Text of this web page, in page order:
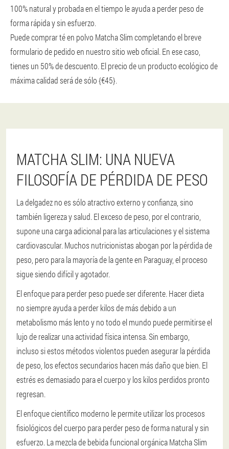
100% natural y probada en el tiempo le ayuda a perder peso de
forma rápida y sin esfuerzo.
Puede comprar té en polvo Matcha Slim completando el breve
formulario de pedido en nuestro sitio web oficial. En ese caso,
tienes un 50% de descuento. El precio de un producto ecológico de
máxima calidad será de sólo {€45}.
MATCHA SLIM: UNA NUEVA
FILOSOFÍA DE PÉRDIDA DE PESO
La delgadez no es sólo atractivo externo y confianza, sino
también ligereza y salud. El exceso de peso, por el contrario,
supone una carga adicional para las articulaciones y el sistema
cardiovascular. Muchos nutricionistas abogan por la pérdida de
peso, pero para la mayoría de la gente en Paraguay, el proceso
sigue siendo difícil y agotador.
El enfoque para perder peso puede ser diferente. Hacer dieta
no siempre ayuda a perder kilos de más debido a un
metabolismo más lento y no todo el mundo puede permitirse el
lujo de realizar una actividad física intensa. Sin embargo,
incluso si estos métodos violentos pueden asegurar la pérdida
de peso, los efectos secundarios hacen más daño que bien. El
estrés es demasiado para el cuerpo y los kilos perdidos pronto
regresan.
El enfoque científico moderno le permite utilizar los procesos
fisiológicos del cuerpo para perder peso de forma natural y sin
esfuerzo. La mezcla de bebida funcional orgánica Matcha Slim